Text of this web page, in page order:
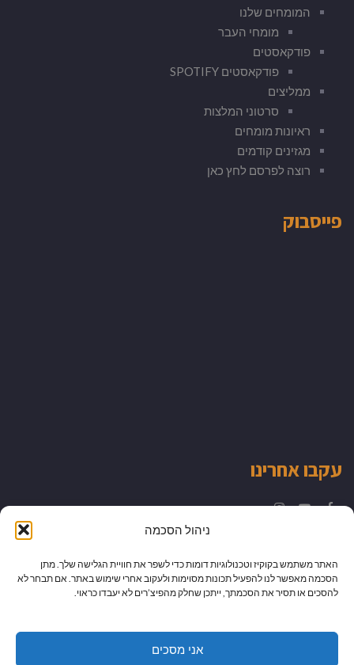
ניהול הסכמה
האתר משתמש בקוקיז וטכנולוגיות דומות כדי לשפר את חוויית הגלישה שלך. מתן
הסכמה מאפשר לנו להפעיל תכונות מסוימות ולעקוב אחרי שימוש באתר. אם תבחר לא
להסכים או תסיר את הסכמתך, ייתכן שחלק מהפיצ’רים לא יעבדו כראוי.
אני מסכים
המומחים שלנו
מומחי העבר
פודקאסטים
פודקאסטים SPOTIFY
ממליצים
סרטוני המלצות
ראיונות מומחים
מגזינים קודמים
רוצה לפרסם לחץ כאן
פייסבוק
עקבו אחרינו